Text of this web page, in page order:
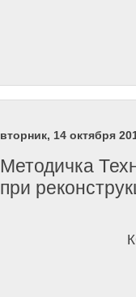
вторник, 14 октября
Методичка
при